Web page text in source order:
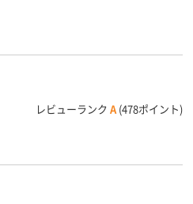
レビューランク A (478ポイント)